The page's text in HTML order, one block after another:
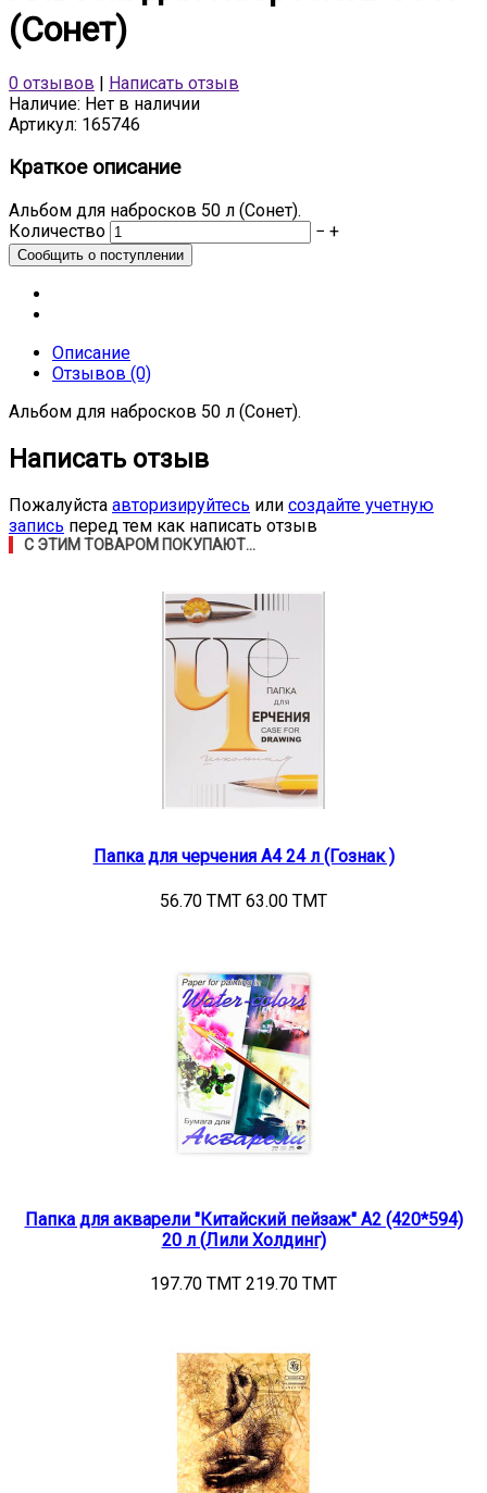
(Сонет)
0 отзывов
Написать отзыв
Наличие: Нет в наличии
Артикул: 165746
Краткое описание
Альбом для набросков 50 л (Сонет).
Количество
− +
Описание
Отзывов (0)
Альбом для набросков 50 л (Сонет).
Написать отзыв
Пожалуйста авторизируйтесь или создайте учетную
запись перед тем как написать отзыв
С ЭТИМ ТОВАРОМ ПОКУПАЮТ...
Папка для черчения А4 24 л (Гознак )
56.70 TMT 63.00 TMT
Папка для акварели "Китайский пейзаж" А2 (420*594)
20 л (Лили Холдинг)
197.70 TMT 219.70 TMT